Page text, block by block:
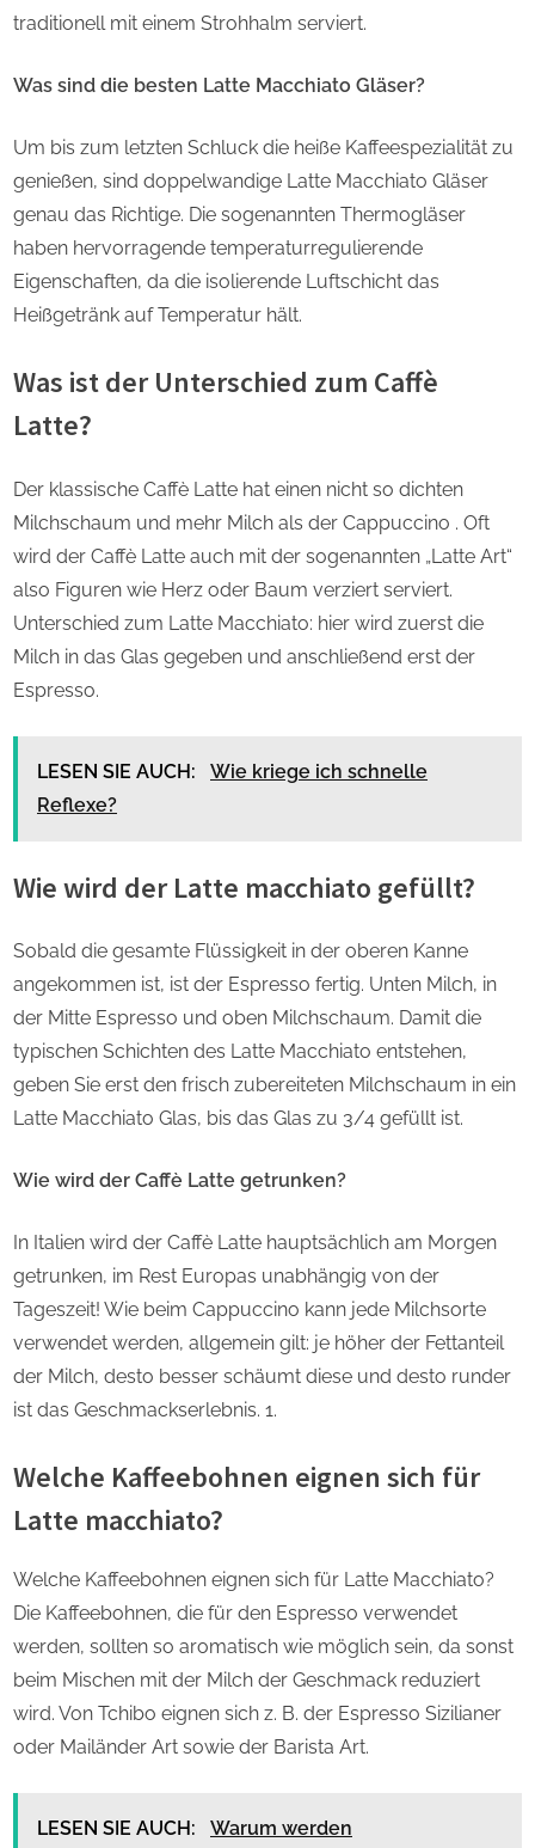
traditionell mit einem Strohhalm serviert.
Was sind die besten Latte Macchiato Gläser?
Um bis zum letzten Schluck die heiße Kaffeespezialität zu
genießen, sind doppelwandige Latte Macchiato Gläser
genau das Richtige. Die sogenannten Thermogläser
haben hervorragende temperaturregulierende
Eigenschaften, da die isolierende Luftschicht das
Heißgetränk auf Temperatur hält.
Was ist der Unterschied zum Caffè
Latte?
Der klassische Caffè Latte hat einen nicht so dichten
Milchschaum und mehr Milch als der Cappuccino . Oft
wird der Caffè Latte auch mit der sogenannten „Latte Art“
also Figuren wie Herz oder Baum verziert serviert.
Unterschied zum Latte Macchiato: hier wird zuerst die
Milch in das Glas gegeben und anschließend erst der
Espresso.
LESEN SIE AUCH:
Wie kriege ich schnelle
Reflexe?
Wie wird der Latte macchiato gefüllt?
Sobald die gesamte Flüssigkeit in der oberen Kanne
angekommen ist, ist der Espresso fertig. Unten Milch, in
der Mitte Espresso und oben Milchschaum. Damit die
typischen Schichten des Latte Macchiato entstehen,
geben Sie erst den frisch zubereiteten Milchschaum in ein
Latte Macchiato Glas, bis das Glas zu 3/4 gefüllt ist.
Wie wird der Caffè Latte getrunken?
In Italien wird der Caffè Latte hauptsächlich am Morgen
getrunken, im Rest Europas unabhängig von der
Tageszeit! Wie beim Cappuccino kann jede Milchsorte
verwendet werden, allgemein gilt: je höher der Fettanteil
der Milch, desto besser schäumt diese und desto runder
ist das Geschmackserlebnis. 1.
Welche Kaffeebohnen eignen sich für
Latte macchiato?
Welche Kaffeebohnen eignen sich für Latte Macchiato?
Die Kaffeebohnen, die für den Espresso verwendet
werden, sollten so aromatisch wie möglich sein, da sonst
beim Mischen mit der Milch der Geschmack reduziert
wird. Von Tchibo eignen sich z. B. der Espresso Sizilianer
oder Mailänder Art sowie der Barista Art.
LESEN SIE AUCH:
Warum werden